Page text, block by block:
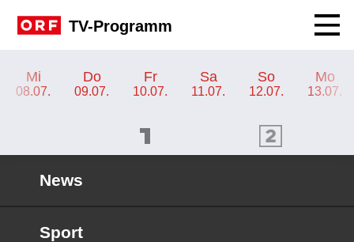
TV-Programm
Mi
08.07.
Do
09.07.
Fr
10.07.
Sa
11.07.
So
12.07.
Mo
13.07.
ORF 2 Programm
News
Sport